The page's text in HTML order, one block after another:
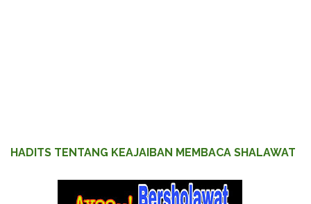
HADITS TENTANG KEAJAIBAN MEMBACA SHALAWAT